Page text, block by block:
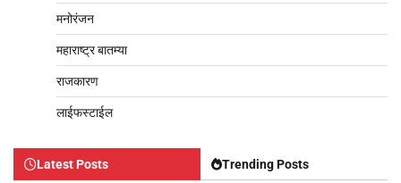
मनोरंजन
महाराष्ट्र बातम्या
राजकारण
लाईफस्टाईल
Latest Posts Trending Posts